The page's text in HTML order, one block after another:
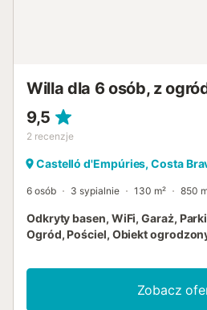
Willa dla 6 osób, z
9,5
2 recenzje
Castelló d'Empúries, Costa
6 osób 3 sypialnie 130 m² 850
Odkryty basen, WiFi, Garaż,
Ogród, Pościel, Obiekt
Zobacz